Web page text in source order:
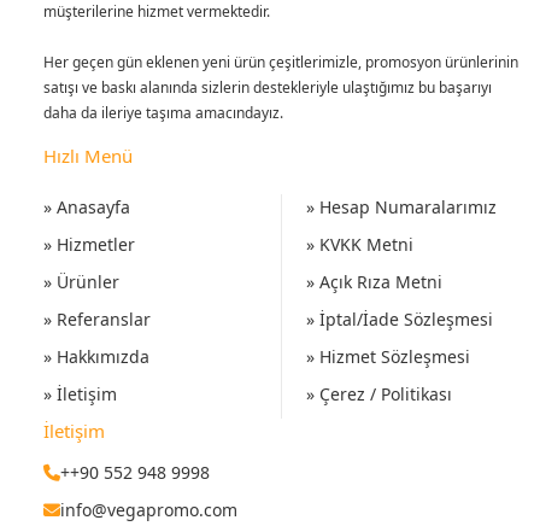
müşterilerine hizmet vermektedir.
Her geçen gün eklenen yeni ürün çeşitlerimizle, promosyon ürünlerinin
satışı ve baskı alanında sizlerin destekleriyle ulaştığımız bu başarıyı
daha da ileriye taşıma amacındayız.
Hızlı Menü
» Anasayfa
» Hizmetler
» Ürünler
» Referanslar
» Hakkımızda
» İletişim
» Hesap Numaralarımız
» KVKK Metni
» Açık Rıza Metni
» İptal/İade Sözleşmesi
» Hizmet Sözleşmesi
» Çerez / Politikası
İletişim
++90 552 948 9998
info@vegapromo.com